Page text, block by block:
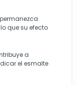
que su efecto
a
el esmalte